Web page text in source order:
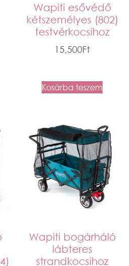
Wapiti esővédő
kétszemélyes (802)
testvérkocsihoz
15,500Ft
Kosárba teszem
Wapiti bogárháló
lábteres
strandkocsihoz